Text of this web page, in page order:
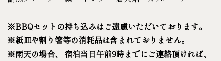
※BBQセットの持ち込みはご遠慮いただいております。
※紙皿や割り箸等の消耗品は含まれておりません。
※雨天の場合、 宿泊当日午前9時までにご連絡頂ければ、